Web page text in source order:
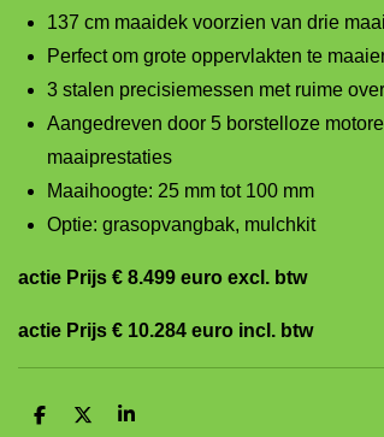
137 cm maaidek voorzien van drie
Perfect om grote oppervlakten te
3 stalen precisiemessen met ruime
Aangedreven door 5 borstelloze
maaiprestaties
Maaihoogte: 25 mm tot 100 mm
Optie: grasopvangbak, mulchkit
actie Prijs € 8.499 euro excl. btw
actie Prijs € 10.284 euro incl. btw
D
D
S